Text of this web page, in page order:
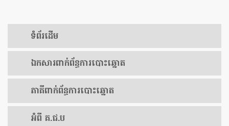
ទំព័រ​ដើម
ឯកសារ​ពាក់ព័ន្ធ​ការ​បោះឆ្នោត
​ភាគីពាក់ព័ន្ធ​​ការ​បោះឆ្នោត
អំពី គ.ជ.ប